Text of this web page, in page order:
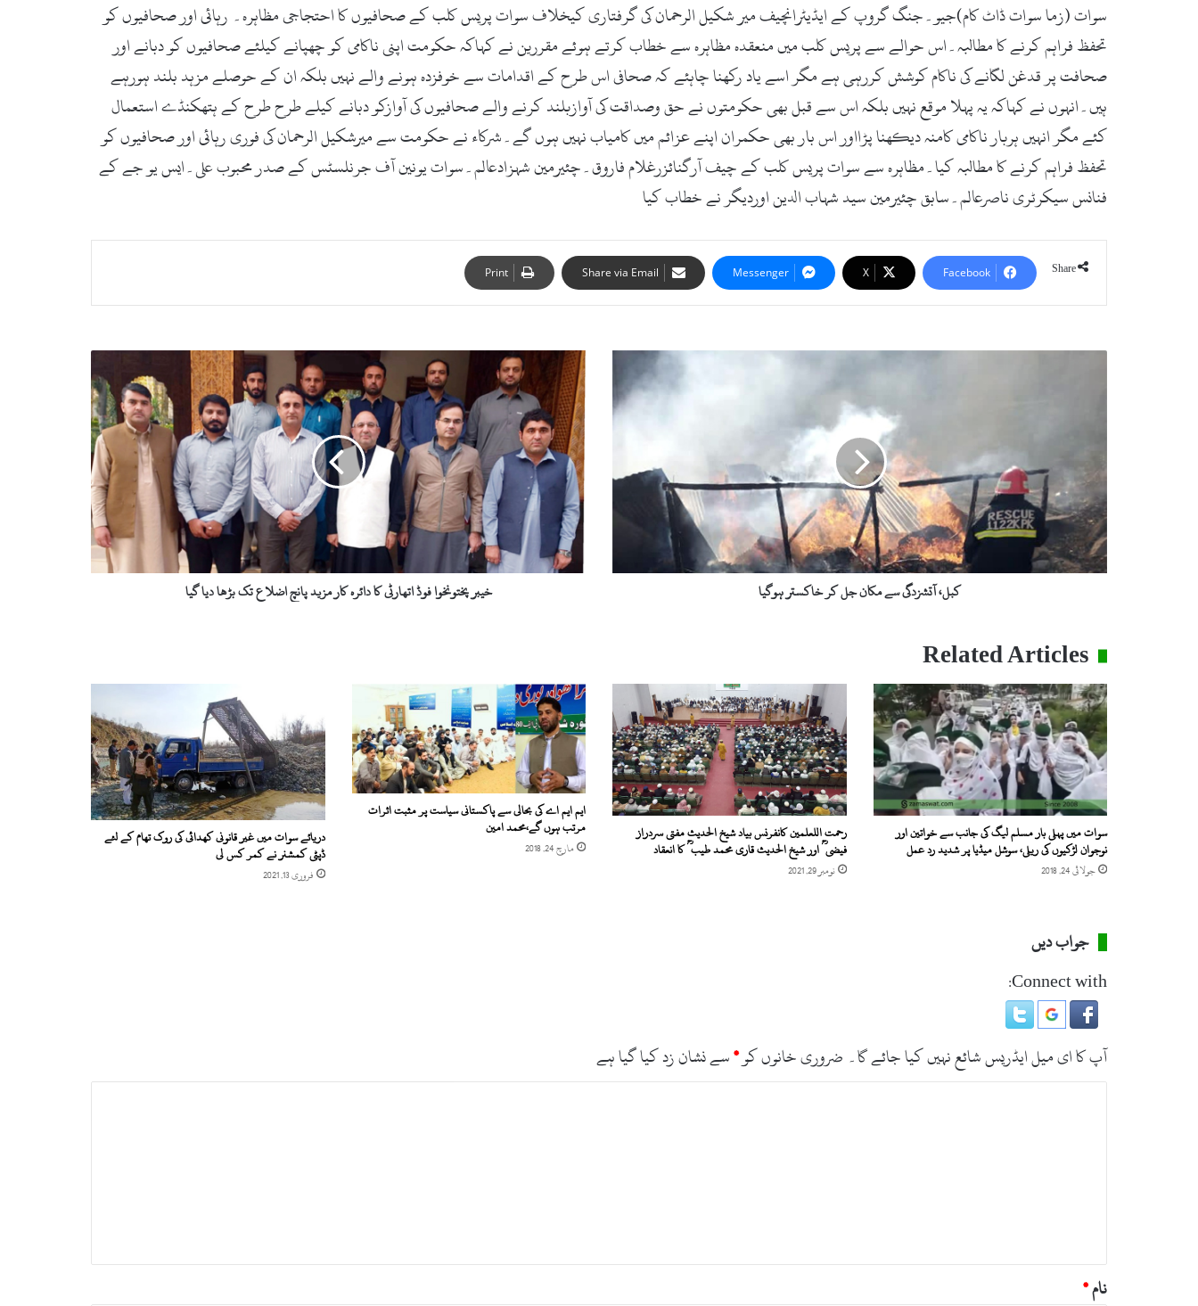
سوات (زما سوات ڈاٹ کام)جیو۔جنگ گروپ کے ایڈیٹرانچیف میر شکیل الرحمان کی گرفتاری کیخلاف سوات پریس کلب کے صحافیوں کا احتجاجی مظاہرہ۔ رہائی اور صحافیوں کو
تحفظ فراہم کرنے کا مطالبہ۔اس حوالے سے پریس کلب میں منعقدہ مظاہرہ سے خطاب کرتے ہوئے مقررین نے کہاکہ حکومت اپنی ناکامی کو چھپانے کیلئے صحافیوں کو دبانے اور
صحافت پر قدغن لگانے کی ناکام کوشش کررہی ہے مگر اسے یاد رکھنا چاہئے کہ صحافی اس طرح کے اقدامات سے خوفزدہ ہونے والے نہیں بلکہ ان کے حوصلے مزہد بلند ہورہے
ہیں۔انہوں نے کہاکہ یہ پہلا موقع نہیں بلکہ اس سے قبل بھی حکومتوں نے حق وصداقت کی آوازبلند کرنے والے صحافیوں کی آوازکو دبانے کیلے طرح طرح کے ہتھکنڈے استعمال
کئے مگر انہیں ہربار ناکامی کامنہ دیکھنا پڑااور اس بار بھی حکمران اپنے عزائم میں کامیاب نہیں ہوں گے۔شرکاء نے حکومت سے میرشکیل الرحمان کی فوری رہائی اور صحافیوں کو
تحفظ فراہم کرنے کا مطالبہ کیا۔مظاہرہ سے سوات پریس کلب کے چیف آرگنائزرغلام فاروق۔چئیرمین شہزادعالم۔سوات یونین آف جرنلسٹس کے صدر محبوب علی۔ایس یو جے کے
فنانس سیکرٹری ناصرعالم۔سابق چئیرمین سید شہاب الدین اوردیگر نے خطاب کیا
Share
Facebook
X
Messenger
Share via Email
Print
کبل،
کر
خاکستر
ہوگیا
کبل، آتشزدگی سے مکان جل کر خاکستر ہوگیا
خیبر
پختونخوا
فوڈ
اتھارٹی
کا
دائرہ
کار
مزید
پانچ
اضلاع
تک
بڑھا
خیبر پختونخوا فوڈ اتھارٹی کا دائرہ کار مزید پانچ اضلاع تک بڑھا دیا گیا
Related Articles
سوات میں پہلی بار مسلم لیگ کی جانب سے خواتین اور
نوجوان لڑکیوں کی ریلی، سوشل میڈیا پر شدید رد عمل
جولائی 24, 2018
رحمت اللعلمین کانفرنس بیاد شیخ الحدیث مفتی سردراز
فیضیؒ اور شیخ الحدیث قاری محمد طیبؒ کا انعقاد
نومبر 29, 2021
ایم ایم اے کی بحالی سے پاکستانی سیاست پر مثبت اثرات
مرتب ہوں گے،محمد امین
مارچ 24, 2018
دریائے سوات میں غیر قانونی کھدائی کی روک تھام کے لئے
ڈپٹی کمشنر نے کمر کس لی
فروری 13, 2021
جواب دیں
Connect with:
آپ کا ای میل ایڈریس شائع نہیں کیا جائے گا۔ ضروری خانوں کو*سے نشان زد کیا گیا ہے
نام*